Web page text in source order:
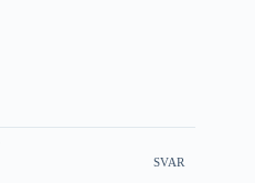
SVAR